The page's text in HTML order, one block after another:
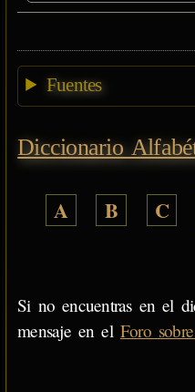
Fuentes
Diccionario
A B C
Si no encuentras en el
mensaje en el Foro